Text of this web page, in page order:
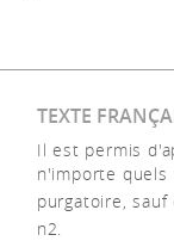
TEXTE
Il est permis
n'importe quels
purgatoire,
n2.